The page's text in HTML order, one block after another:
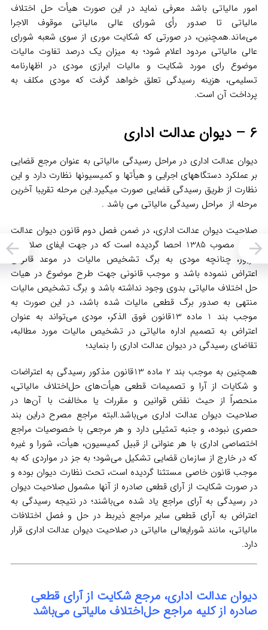
امور مالیاتی باشد معرفی نماید در این صورت هیأت حل اختلاف
مالیاتی تا صدور رأی شورای عالی مالیاتی موقوف الاجرا
می‌ماند.همچنین، در صورتی که شکایت موری از سوی شعبه شورای
عالی مالیاتی مردود اعلام شود؛ به میزان یک درصد تفاوت مالیات
موضوع رای مورد شکایت و مالیات ابرازی مودی در اظهارنامه
تسلیمی، هزینه رسیدگی تعلق خواهد گرفت که مودی مکلف به
پرداخت آن است.
6 – دیوان عدالت اداری
دیوان عدالت اداری در مراحل رسیدگی مالیاتی به عنوان مرجع قضایی
بر عملکرد دستگاههای اجرایی و هیأتها و کمیسیونها نظارت دارد و این
نظارت از طریق رسیدگی قضایی صورت میگیرد.این مرحله تقریبا آخرین
مرحله از مراحل رسیدگی مالیاتی می باشد .
صلاحیت دیوان عدالت اداری، در ضمن فصل دوم قانون دیوان عدالت
اداری مصوب 1385 احصا گردیده است که در جهت ایفای صلاحیت
مزبور، چنانچه مودی به برگ تشخیص مالیات در موعد قانونی
اعتراض ننموده باشد و موجب قانونی جهت طرح موضوع در هیات
حل اختلاف مالیاتی بدوی وجود نداشته باشد و برگ تشخیص مالیات
منتهی به صدور برگ قطعی مالیات شده باشد، در این صورت به
موجب بند 1 ماده 13قانون فوق الذکر، مودی می‌تواند به عنوان
اعتراض به تصمیم اداره مالیاتی در تشخیص مالیات مورد مطالبه،
تقاضای رسیدگی در دیوان عدالت اداری را بنماید؛
همچنین به موجب بند 2 ماده 13قانون مذکور رسیدگی به اعتراضات
و شکایات از آرا و تصمیمات قطعی هیأت‌های حل‌اختلاف مالیاتی،
منحصراً از حیث نقض قوانین و مقررات یا مخالفت با ‏آن‌ها در
صلاحیت دیوان عدالت اداری می‌باشد.البته مراجع مصرح دراین بند
حصری نبوده، و جنبه تمثیلی دارد و هر مرجعی با خصوصیات مراجع
اختصاصی اداری با هر عنوانی از قبیل کمیسیون، هیأت، شورا و غیره
که در خارج از سازمان قضایی تشکیل می‌شود؛ به جز در مواردی که به
موجب قانون خاصی مستثنا گردیده است، تحت نظارت دیوان بوده و
در صورت شکایت از آرای قطعی صادره از آنها مشمول صلاحیت دیوان
در رسیدگی به آرای مراجع یاد شده می‌باشند؛ در نتیجه رسیدگی به
اعتراض به آرای قطعی سایر مراجع ذیربط در حل و فصل اختلافات
مالیاتی، مانند شورایعالی مالیاتی در صلاحیت دیوان عدالت اداری قرار
دارد.
دیوان‌ عدالت اداری، مرجع شکایت از آرای قطعی
صادره از کلیه مراجع حل‌اختلاف مالیاتی می‌باشد